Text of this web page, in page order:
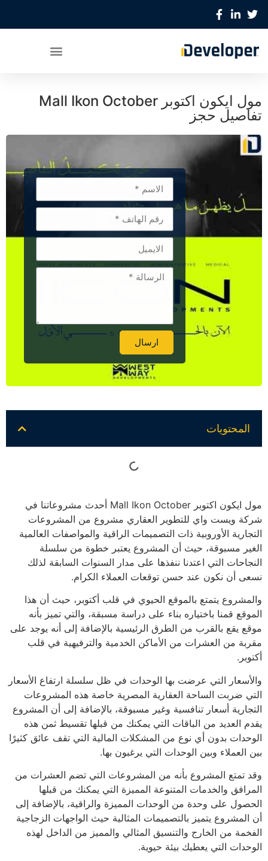
مول ايكون اكتوبر Mall Ikon October
تفاصيل حجز
ارسال
Alternative:
المحتويات
مول ايكون اكتوبر Mall Ikon October أحدث مشروعاتنا في
شركة ويست واي للتطوير العقاري مشروع من المشروعات
التجارية الأوروبية ذات التصميمات الراقية والمواصفات العالمية
الغير مسبوقة، حيث أن المشروع يعتبر خطوة من سلسلة
النجاحات التي اعتدنا ننفذها على مدار السنوات السابقة لذلك
نسعى أن نكون عند حسن توقعات العملاء الكرام.
والمشروع يتمتع بالموقع الحيوي في قلب أكتوبر، حيث أن هذا
الموقع قمنا باختياره بناء على دراسة مسبقة، والتي تميز بأنه
موقع يقع بالقرب من الطرق الرئيسية بالإضافة إلى أنه يوجد على
مقربة من العشرات من الأماكن الخدمية والترفيهية في قلب
أكتوبر.
والأسعار التي عرضت بها الوحدات في ظل سلسلة ارتفاع الأسعار
التي ضربت الساحة العقارية المصرية خاصة هذه المشروعات
التجارية أسعار تنافسية وغير مسبوقة، بالإضافة إلى أن المشروع
يقدم العديد من الباقات التي يمكنك من قبلها تقسيط ثمن هذه
الوحدات بدون أي نوع من المشكلات المالية التي تقف عائق كثيرًا
بين العملاء وبين الوحدات التي يرغبون بها.
وقد تمتع المشروع بأنه من المشروعات التي تضم العشرات من
المرافق والخدمات المتنوعة المميزة التي يمكنك من قبلها
الحصول على وحدة من الوحدات المميزة والراقية، بالإضافة إلى
أن المشروع يتميز بالتصميمات المثالية حيث الواجهات الزجاجية
الفخمة من الخارج والتنسيق المثالي والمميز من الداخل لهذه
الوحدات التي يعطيك بيئة حيوية.